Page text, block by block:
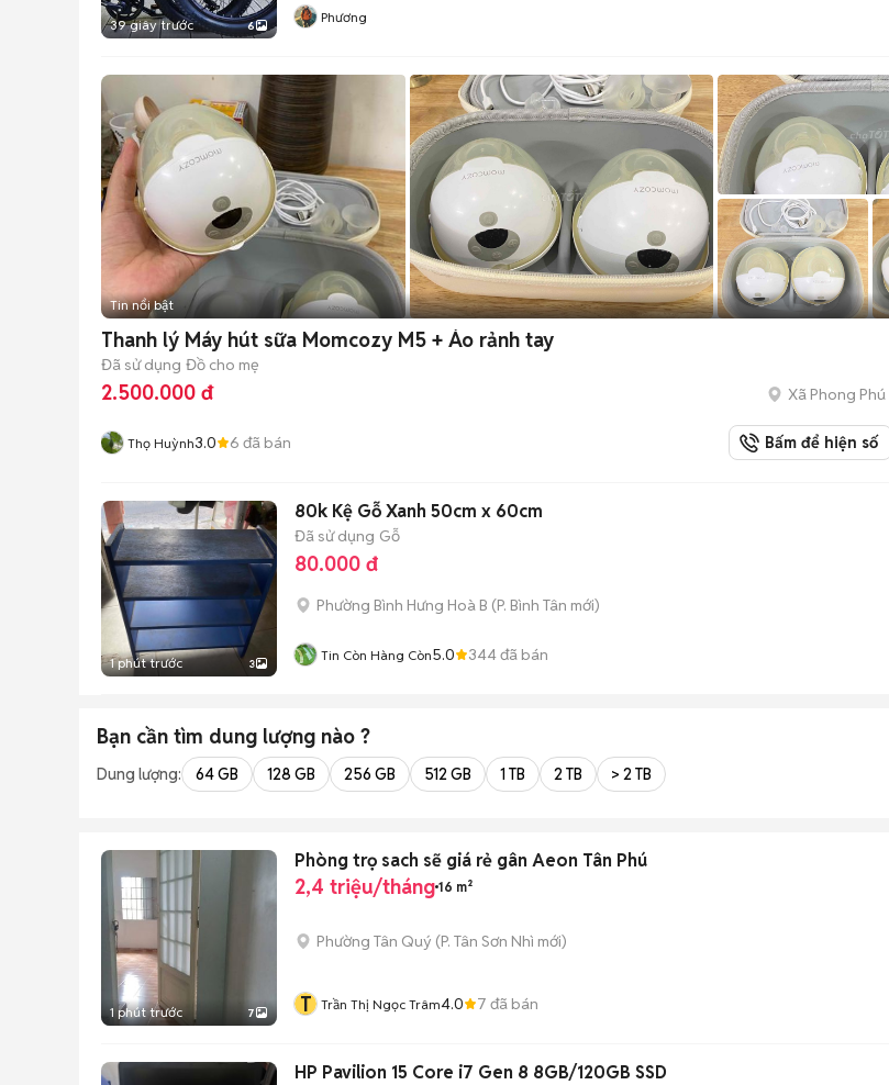
39 giây trước 6 Phương
Tin nổi bật
Thanh lý Máy hút sữa Momcozy M5 + Áo rảnh tay
Đã sử dụng Đồ cho mẹ
2.500.000 đ Xã Phong Phú
Thọ Huỳnh3.0 6 đã bán Bấm để hiện số
1 phút trước 3
80k Kệ Gỗ Xanh 50cm x 60cm
Đã sử dụng Gỗ
80.000 đ
Phường Bình Hưng Hoà B (P. Bình Tân mới)
Tin Còn Hàng Còn5.0 344đã bán
Bạn cần tìm dung lượng nào ?
Dung lượng: 64 GB 128 GB 256 GB 512 GB 1 TB 2 TB > 2 TB
1 phút trước 7
Phòng trọ sach sẽ giá rẻ gân Aeon Tân Phú
2,4 triệu/tháng 16 m²
Phường Tân Quý (P. Tân Sơn Nhì mới)
T Trần Thị Ngọc Trâm4.0 7 đã bán
HP Pavilion 15 Core i7 Gen 8 8GB/120GB SSD